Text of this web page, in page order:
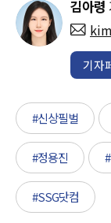
김아령
기자
#신상필벌
#정용진
#SSG닷컴